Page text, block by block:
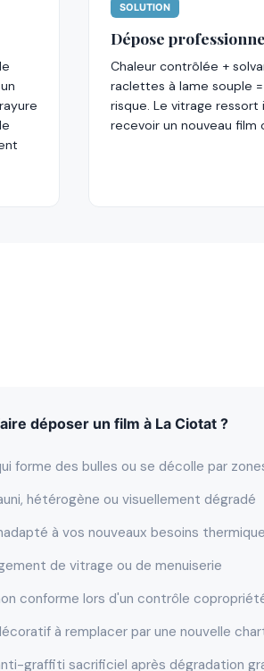
SOLUTION
Dépose
Chaleur contrôlée +
raclettes à lame souple
risque. Le vitrage
recevoir un nouveau film
déposer un film à La Ciotat ?
forme des bulles ou se décolle par
hétérogène ou visuellement dégradé
à vos nouveaux besoins
de vitrage ou de menuiserie
conforme lors d'un contrôle
à remplacer par une nouvelle
graffiti sacrificiel après dégradation